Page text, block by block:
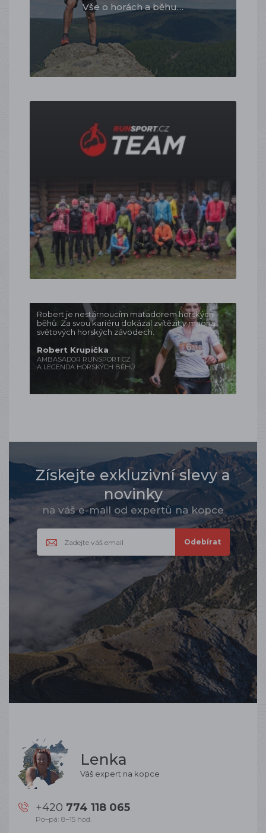
Vše o horách a běhu…
Robert je nestárnoucím matadorem horských
běhů. Za svou kariéru dokázal zvítězit v mnoha
světových horských závodech.
Robert Krupička
AMBASADOR RUNSPORT.CZ
A LEGENDA HORSKÝCH BĚHŮ
Získejte exkluzivní slevy a
novinky
na váš e-mail od expertů na kopce
Lenka
Váš expert na kopce
+420 774 118 065
Po–pá: 8–15 hod.